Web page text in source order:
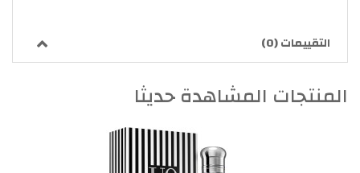
التقييمات (0)
المنتجات المشاهدة حديثا